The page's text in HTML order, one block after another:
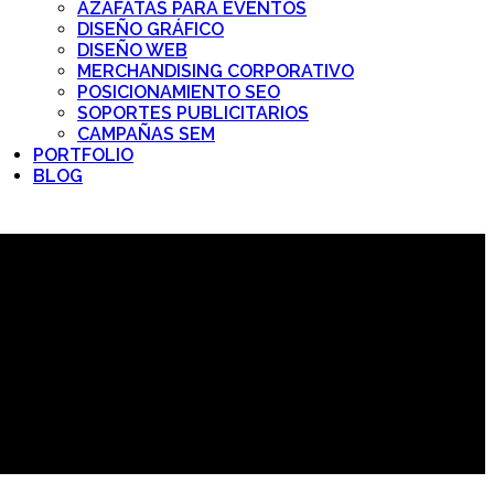
AZAFATAS PARA EVENTOS
DISEÑO GRÁFICO
DISEÑO WEB
MERCHANDISING CORPORATIVO
POSICIONAMIENTO SEO
SOPORTES PUBLICITARIOS
CAMPAÑAS SEM
PORTFOLIO
BLOG